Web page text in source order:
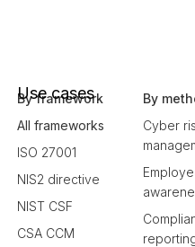
Use cases
By framework
All frameworks
ISO 27001
NIS2 directive
NIST CSF
CSA CCM
By
Cyber